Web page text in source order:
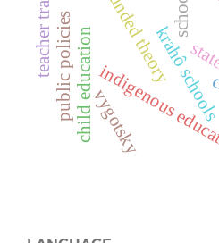
indigenous
krahô
school
child educationvygotsky
grounded theory
public policies